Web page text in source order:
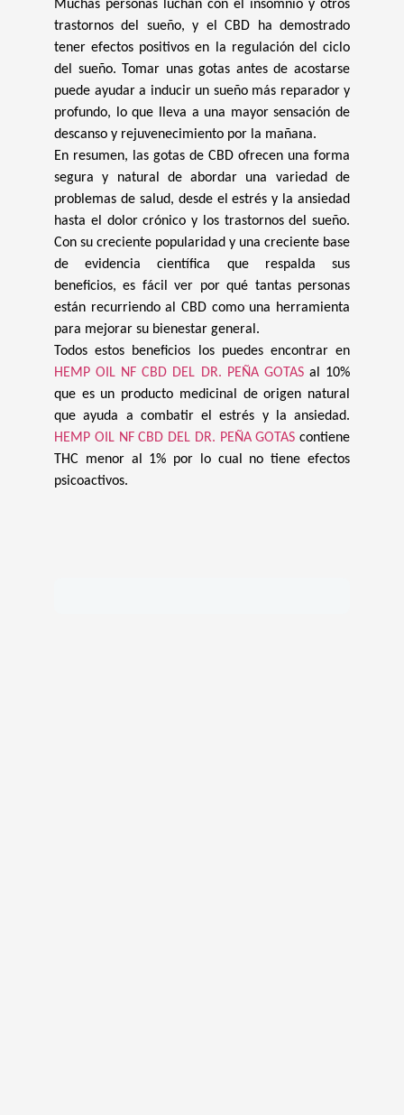
Muchas personas luchan con el insomnio y otros
trastornos del sueño, y el CBD ha demostrado
tener efectos positivos en la regulación del ciclo
del sueño. Tomar unas gotas antes de acostarse
puede ayudar a inducir un sueño más reparador y
profundo, lo que lleva a una mayor sensación de
descanso y rejuvenecimiento por la mañana.
En resumen, las gotas de CBD ofrecen una forma
segura y natural de abordar una variedad de
problemas de salud, desde el estrés y la ansiedad
hasta el dolor crónico y los trastornos del sueño.
Con su creciente popularidad y una creciente base
de evidencia científica que respalda sus
beneficios, es fácil ver por qué tantas personas
están recurriendo al CBD como una herramienta
para mejorar su bienestar general.
Todos estos beneficios los puedes encontrar en
HEMP OIL NF CBD DEL DR. PEÑA GOTASal 10%
que es un producto medicinal de origen natural
que ayuda a combatir el estrés y la ansiedad.
HEMP OIL NF CBD DEL DR. PEÑA GOTAS contiene
THC menor al 1% por lo cual no tiene efectos
psicoactivos.